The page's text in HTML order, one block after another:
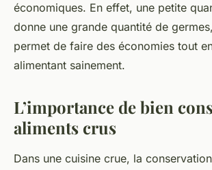
économiques. En effet, une petite
donne une grande quantité de
permet de faire des économies tout
alimentant sainement.
L’importance de bien
aliments crus
Dans une cuisine crue, la